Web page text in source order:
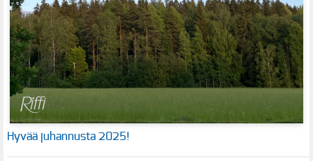
Hyvää juhannusta 2025!